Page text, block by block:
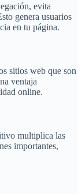
evita
genera usuarios
en tu página.
sitios web que son
ventaja
online.
multiplica las
importantes,